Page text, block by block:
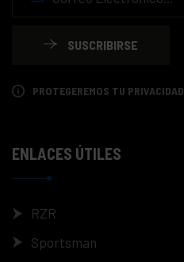
SUSCRIBIRSE
PROTEGEREMOS TU PRIVACIDAD.
ENLACES ÚTILES
RZR
Sportsman